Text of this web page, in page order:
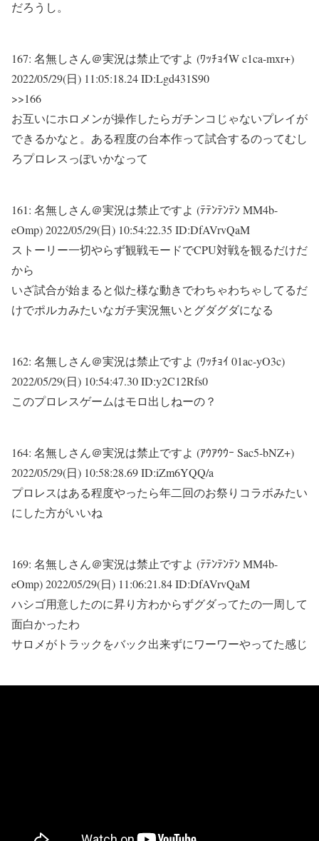
だろうし。
167: 名無しさん＠実況は禁止ですよ (ﾜｯﾁｮｲW c1ca-mxr+)
2022/05/29(日) 11:05:18.24 ID:Lgd431S90
>>166
お互いにホロメンが操作したらガチンコじゃないプレイが
できるかなと。ある程度の台本作って試合するのってむし
ろプロレスっぽいかなって
161: 名無しさん＠実況は禁止ですよ (ﾃﾃﾝﾃﾝﾃﾝ MM4b-
eOmp)2022/05/29(日) 10:54:22.35 ID:DfAVrvQaM
ストーリー一切やらず観戦モードでCPU対戦を観るだけだ
から
いざ試合が始まると似た様な動きでわちゃわちゃしてるだ
けでポルカみたいなガチ実況無いとグダグダになる
162: 名無しさん＠実況は禁止ですよ (ﾜｯﾁｮｲ 01ac-yO3c)
2022/05/29(日) 10:54:47.30 ID:y2C12Rfs0
このプロレスゲームはモロ出しねーの？
164: 名無しさん＠実況は禁止ですよ (ｱｳｱｳｳｰ Sac5-bNZ+)
2022/05/29(日) 10:58:28.69 ID:iZm6YQQ/a
プロレスはある程度やったら年二回のお祭りコラボみたい
にした方がいいね
169: 名無しさん＠実況は禁止ですよ (ﾃﾃﾝﾃﾝﾃﾝ MM4b-
eOmp)2022/05/29(日) 11:06:21.84 ID:DfAVrvQaM
ハシゴ用意したのに昇り方わからずグダってたの一周して
面白かったわ
サロメがトラックをバック出来ずにワーワーやってた感じ